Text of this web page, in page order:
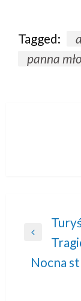
Tagged:
panna
wpisu
Previous
Post
Nocna